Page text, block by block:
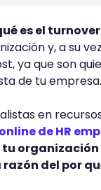
es el turnover
y, a su
ya que son
de tu empresa.
en
de HR
del por